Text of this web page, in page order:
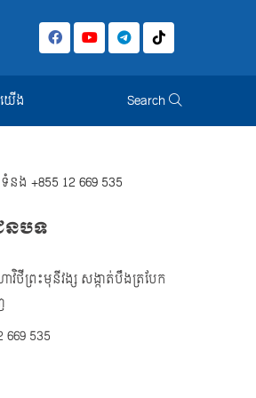
ើង Search
នង +855 12 669 535
នបទ
រះមុនីវង្ស សង្កាត់បឹងត្របែក
535